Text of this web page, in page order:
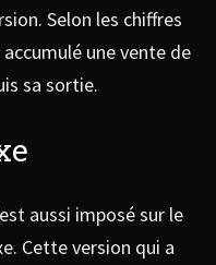
Selon les chiffres
accumulé une vente de
sa sortie.
aussi imposé sur le
Cette version qui a